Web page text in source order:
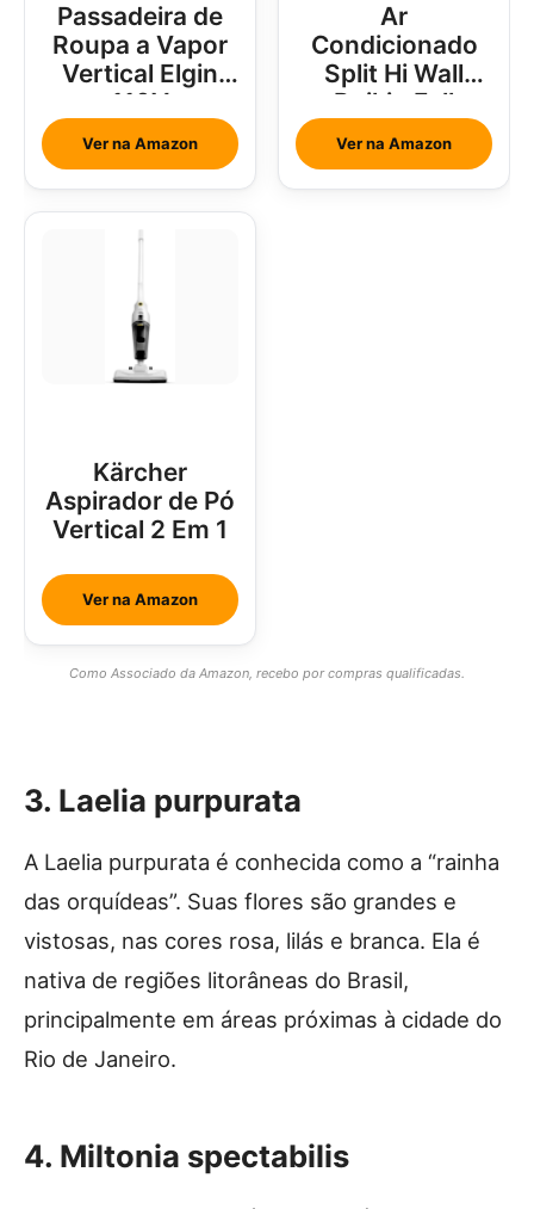
Passadeira de
Roupa a Vapor
Vertical Elgin
110V
Ver na Amazon
Ar
Condicionado
Split Hi Wall
Daikin Full
Inverter 18000
Btus
Ver na Amazon
Kärcher
Aspirador de Pó
Vertical 2 Em 1
Ver na Amazon
Como Associado da Amazon, recebo por compras qualificadas.
3. Laelia purpurata
A Laelia purpurata é conhecida como a “rainha
das orquídeas”. Suas flores são grandes e
vistosas, nas cores rosa, lilás e branca. Ela é
nativa de regiões litorâneas do Brasil,
principalmente em áreas próximas à cidade do
Rio de Janeiro.
4. Miltonia spectabilis